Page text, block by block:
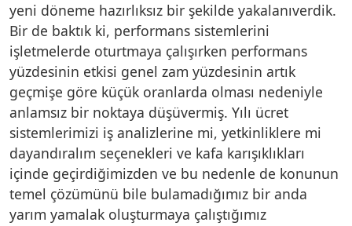
yeni döneme hazırlıksız bir şekilde yakalanıverdik.
Bir de baktık ki, performans sistemlerini
işletmelerde oturtmaya çalışırken performans
yüzdesinin etkisi genel zam yüzdesinin artık
geçmişe göre küçük oranlarda olması nedeniyle
anlamsız bir noktaya düşüvermiş. Yılı ücret
sistemlerimizi iş analizlerine mi, yetkinliklere mi
dayandıralım seçenekleri ve kafa karışıklıkları
içinde geçirdiğimizden ve bu nedenle de konunun
temel çözümünü bile bulamadığımız bir anda
yarım yamalak oluşturmaya çalıştığımız